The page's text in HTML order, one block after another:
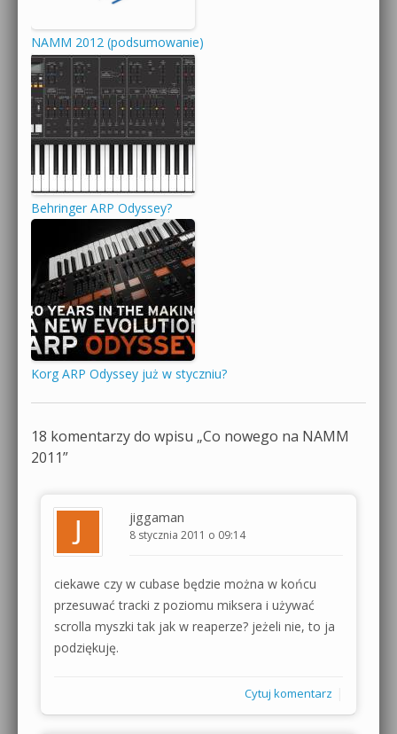
NAMM 2012 (podsumowanie)
Behringer ARP Odyssey?
Korg ARP Odyssey już w styczniu?
18 komentarzy do wpisu „Co nowego na NAMM
2011”
jiggaman
8 stycznia 2011 o 09:14
ciekawe czy w cubase będzie można w końcu
przesuwać tracki z poziomu miksera i używać
scrolla myszki tak jak w reaperze? jeżeli nie, to ja
podziękuję.
Cytuj komentarz